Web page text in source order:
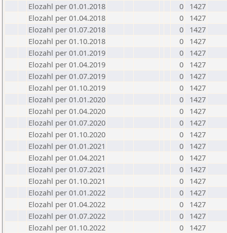
Elozahl per 01.01.2018
0
1427
Elozahl per 01.04.2018
0
1427
Elozahl per 01.07.2018
0
1427
Elozahl per 01.10.2018
0
1427
Elozahl per 01.01.2019
0
1427
Elozahl per 01.04.2019
0
1427
Elozahl per 01.07.2019
0
1427
Elozahl per 01.10.2019
0
1427
Elozahl per 01.01.2020
0
1427
Elozahl per 01.04.2020
0
1427
Elozahl per 01.07.2020
0
1427
Elozahl per 01.10.2020
0
1427
Elozahl per 01.01.2021
0
1427
Elozahl per 01.04.2021
0
1427
Elozahl per 01.07.2021
0
1427
Elozahl per 01.10.2021
0
1427
Elozahl per 01.01.2022
0
1427
Elozahl per 01.04.2022
0
1427
Elozahl per 01.07.2022
0
1427
Elozahl per 01.10.2022
0
1427